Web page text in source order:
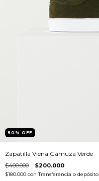
50 % OFF
Zapatilla Viena Gamuza Verde
$400.000 $200.000
$180.000 con Transferencia o depósito